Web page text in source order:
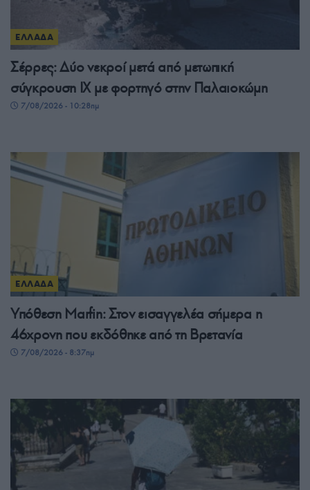
ΕΛΛΑΔΑ
Σέρρες: Δύο νεκροί μετά από μετωπική
σύγκρουση ΙΧ με φορτηγό στην Παλαιοκώμη
7/08/2026 - 10:28πμ
ΕΛΛΑΔΑ
Υπόθεση Marfin: Στον εισαγγελέα σήμερα η
46χρονη που εκδόθηκε από τη Βρετανία
7/08/2026 - 8:37πμ